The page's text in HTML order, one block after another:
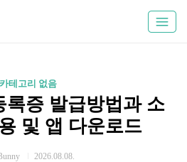
카테고리 없음
록증 발급방법과 소
및 앱 다운로드
2026.08.08.